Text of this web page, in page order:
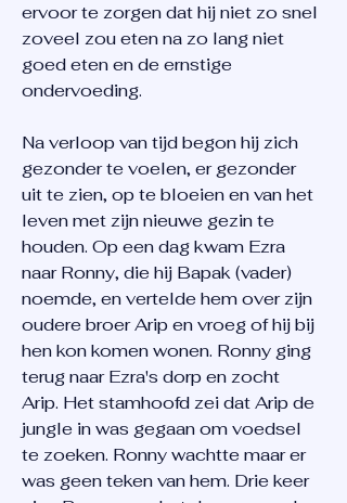
ervoor te zorgen dat hij niet zo snel
zoveel zou eten na zo lang niet
goed eten en de ernstige
ondervoeding.
Na verloop van tijd begon hij zich
gezonder te voelen, er gezonder
uit te zien, op te bloeien en van het
leven met zijn nieuwe gezin te
houden. Op een dag kwam Ezra
naar Ronny, die hij Bapak (vader)
noemde, en vertelde hem over zijn
oudere broer Arip en vroeg of hij bij
hen kon komen wonen. Ronny ging
terug naar Ezra's dorp en zocht
Arip. Het stamhoofd zei dat Arip de
jungle in was gegaan om voedsel
te zoeken. Ronny wachtte maar er
was geen teken van hem. Drie keer